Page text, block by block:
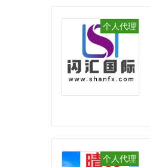
个人代理
个人代理